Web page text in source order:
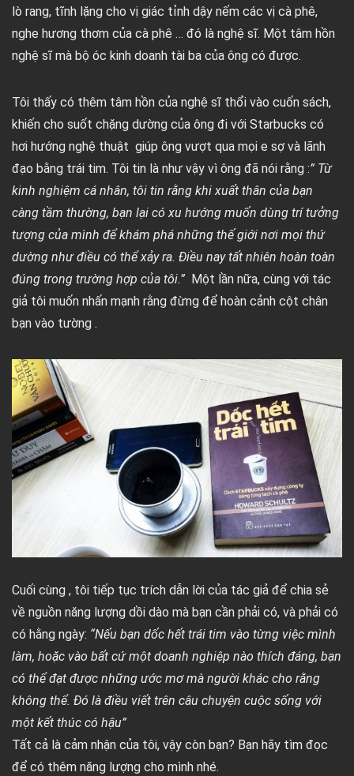
lò rang, tĩnh lặng cho vị giác tỉnh dậy nếm các vị cà phê,
nghe hương thơm của cà phê … đó là nghệ sĩ. Một tâm hồn
nghệ sĩ mà bộ óc kinh doanh tài ba của ông có được.
Tôi thấy có thêm tâm hồn của nghệ sĩ thổi vào cuốn sách,
khiến cho suốt chặng dường của ông đi với Starbucks có
hơi hướng nghệ thuật giúp ông vượt qua mọi e sợ và lãnh
đạo bằng trái tim. Tôi tin là như vậy vì ông đã nói rằng :” Từ
kinh nghiệm cá nhân, tôi tin rằng khi xuất thân của bạn
càng tầm thường, bạn lại có xu hướng muốn dùng trí tưởng
tượng của mình để khám phá những thế giới nơi mọi thứ
dường như điều có thể xảy ra. Điều nay tất nhiên hoàn toàn
đúng trong trường hợp của tôi.” Một lần nữa, cùng với tác
giả tôi muốn nhấn mạnh rằng đừng để hoàn cảnh cột chân
bạn vào tường .
Cuối cùng , tôi tiếp tục trích dẫn lời của tác giả để chia sẻ
về nguồn năng lượng dồi dào mà bạn cần phải có, và phải có
có hằng ngày: “Nếu bạn dốc hết trái tim vào từng việc mình
làm, hoặc vào bất cứ một doanh nghiệp nào thích đáng, bạn
có thể đạt được những ước mơ mà người khác cho rằng
không thể. Đó là điều viết trên câu chuyện cuộc sống với
một kết thúc có hậu”
Tất cả là cảm nhận của tôi, vậy còn bạn? Bạn hãy tìm đọc
để có thêm năng lượng cho mình nhé.